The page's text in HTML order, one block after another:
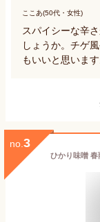
ここあ(50代・女性)
スパイシーな辛
しょうか。チゲ
もいいと思います
no. 3